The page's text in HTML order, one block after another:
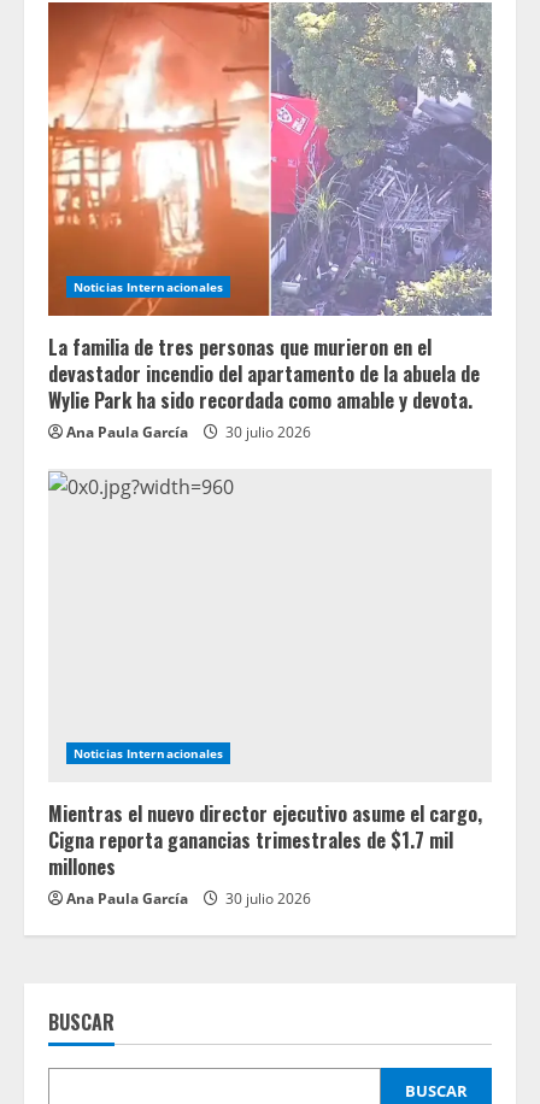
Noticias Internacionales
La familia de tres personas que murieron en el
devastador incendio del apartamento de la abuela de
Wylie Park ha sido recordada como amable y devota.
Ana Paula García 30 julio 2026
Noticias Internacionales
Mientras el nuevo director ejecutivo asume el cargo,
Cigna reporta ganancias trimestrales de $1.7 mil
millones
Ana Paula García 30 julio 2026
BUSCAR
BUSCAR